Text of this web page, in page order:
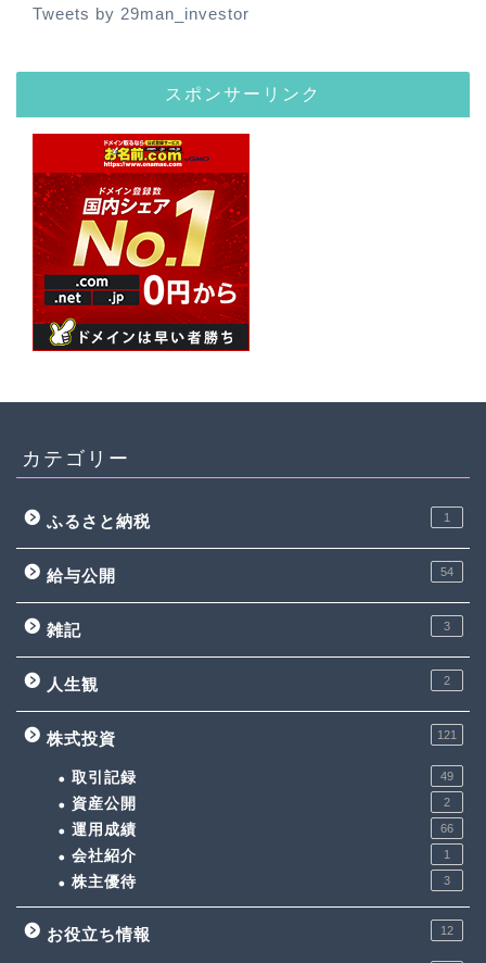
Tweets by 29man_investor
スポンサーリンク
カテゴリー
ふるさと納税 1
給与公開 54
雑記 3
人生観 2
株式投資 121
取引記録 49
資産公開 2
運用成績 66
会社紹介 1
株主優待 3
お役立ち情報 12